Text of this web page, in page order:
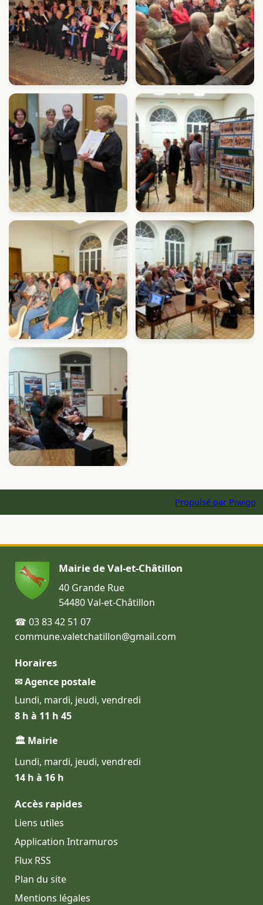
Propulsé par Piwigo
Mairie de Val-et-Châtillon
40 Grande Rue
54480 Val-et-Châtillon
☎ 03 83 42 51 07
commune.valetchatillon@gmail.com
Horaires
✉ Agence postale
Lundi, mardi, jeudi, vendredi
8 h à 11 h 45
🏛 Mairie
Lundi, mardi, jeudi, vendredi
14 h à 16 h
Accès rapides
Liens utiles
Application Intramuros
Flux RSS
Plan du site
Mentions légales